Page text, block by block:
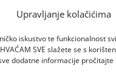
Upravljanje kolačićima
iskustvo te funkcionalnost
SVE slažete se s
dodatne informacije